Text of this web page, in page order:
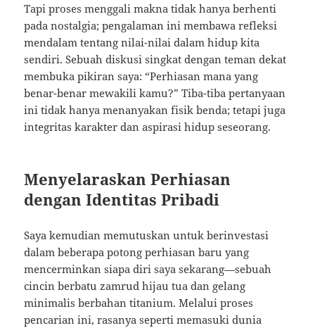
Tapi proses menggali makna tidak hanya berhenti
pada nostalgia; pengalaman ini membawa refleksi
mendalam tentang nilai-nilai dalam hidup kita
sendiri. Sebuah diskusi singkat dengan teman dekat
membuka pikiran saya: “Perhiasan mana yang
benar-benar mewakili kamu?” Tiba-tiba pertanyaan
ini tidak hanya menanyakan fisik benda; tetapi juga
integritas karakter dan aspirasi hidup seseorang.
Menyelaraskan Perhiasan
dengan Identitas Pribadi
Saya kemudian memutuskan untuk berinvestasi
dalam beberapa potong perhiasan baru yang
mencerminkan siapa diri saya sekarang—sebuah
cincin berbatu zamrud hijau tua dan gelang
minimalis berbahan titanium. Melalui proses
pencarian ini, rasanya seperti memasuki dunia